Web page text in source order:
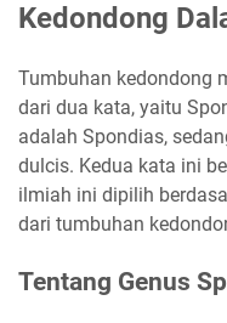
Kedondong
Tumbuhan kedondong
dari dua kata, yaitu
adalah Spondias,
dulcis. Kedua kata ini
ilmiah ini dipilih
dari tumbuhan
Tentang Genus